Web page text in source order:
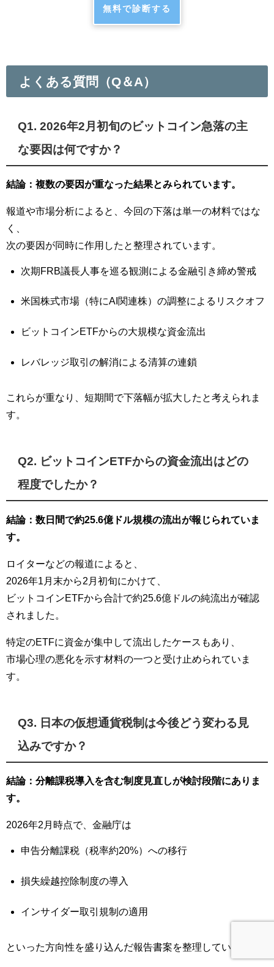
無料で診断する
よくある質問（Q＆A）
Q1. 2026年2月初旬のビットコイン急落の主
な要因は何ですか？
結論：複数の要因が重なった結果とみられています。
報道や市場分析によると、今回の下落は単一の材料ではな
く、
次の要因が同時に作用したと整理されています。
次期FRB議長人事を巡る観測による金融引き締め警戒
米国株式市場（特にAI関連株）の調整によるリスクオフ
ビットコインETFからの大規模な資金流出
レバレッジ取引の解消による清算の連鎖
これらが重なり、短期間で下落幅が拡大したと考えられま
す。
Q2. ビットコインETFからの資金流出はどの
程度でしたか？
結論：数日間で約25.6億ドル規模の流出が報じられていま
す。
ロイターなどの報道によると、
2026年1月末から2月初旬にかけて、
ビットコインETFから合計で約25.6億ドルの純流出が確認
されました。
特定のETFに資金が集中して流出したケースもあり、
市場心理の悪化を示す材料の一つと受け止められていま
す。
Q3. 日本の仮想通貨税制は今後どう変わる見
込みですか？
結論：分離課税導入を含む制度見直しが検討段階にありま
す。
2026年2月時点で、金融庁は
申告分離課税（税率約20%）への移行
損失繰越控除制度の導入
インサイダー取引規制の適用
といった方向性を盛り込んだ報告書案を整理しています。